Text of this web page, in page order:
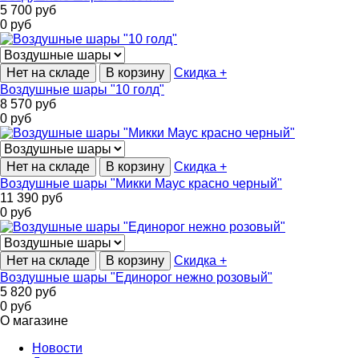
5 700 руб
0 руб
Нет на складе В корзину
Скидка +
Воздушные шары "10 голд"
8 570 руб
0 руб
Нет на складе В корзину
Скидка +
Воздушные шары "Микки Маус красно черный"
11 390 руб
0 руб
Нет на складе В корзину
Скидка +
Воздушные шары "Единорог нежно розовый"
5 820 руб
0 руб
О магазине
Новости